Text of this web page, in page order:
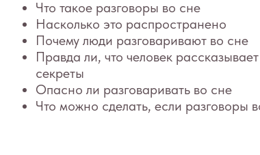
Почему люди разговаривают во сне
Правда ли, что человек рассказывает во сне свои
секреты
Опасно ли разговаривать во сне
Что можно сделать, если разговоры во сне мешают